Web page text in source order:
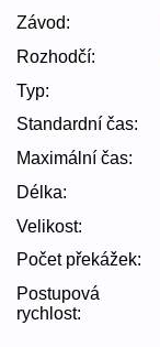
Závod:
Rozhodčí:
Typ:
Standardní čas:
Maximální čas:
Délka:
Velikost:
Počet překážek:
Postupová
rychlost: